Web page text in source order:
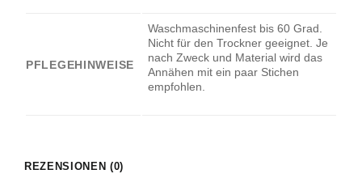
PFLEGEHINWEISE
Waschmaschinenfest bis 60 Grad.
Nicht für den Trockner geeignet. Je
nach Zweck und Material wird das
Annähen mit ein paar Stichen
empfohlen.
REZENSIONEN (0)